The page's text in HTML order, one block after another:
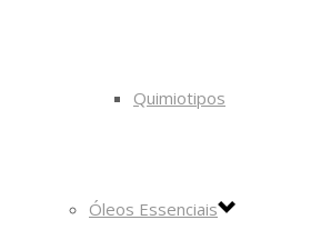
Quimiotipos
Óleos Essenciais